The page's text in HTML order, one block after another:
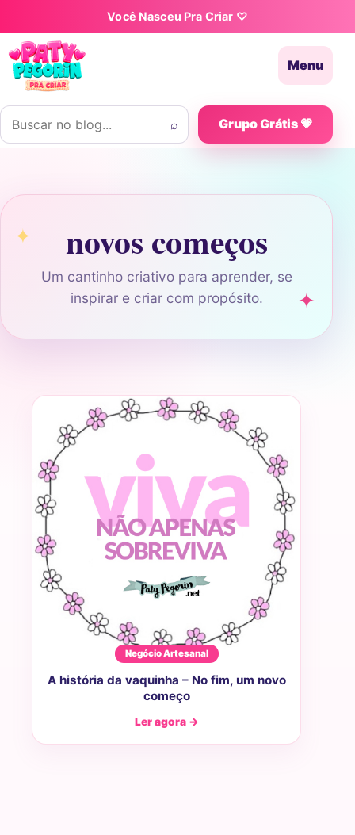
Pular para o conteúdoVocê Nasceu Pra Criar ♡
Menu
Buscar por:
⌕ Grupo Grátis 💗
novos começos
Um cantinho criativo para aprender, se
inspirar e criar com propósito.
Negócio Artesanal
A história da vaquinha – No fim, um novo
começo
Ler agora →